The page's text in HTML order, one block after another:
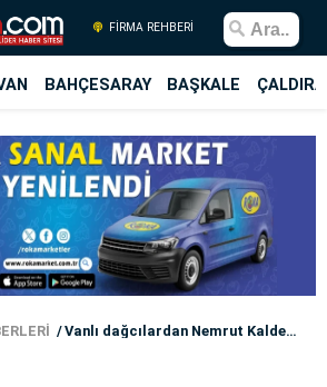
FİRMA REHBERİ
BAHÇESARAY BAŞKALE
Vanlı dağcılardan Nemrut Kalderası’nda 12 saatlik zorlu yürüyüş